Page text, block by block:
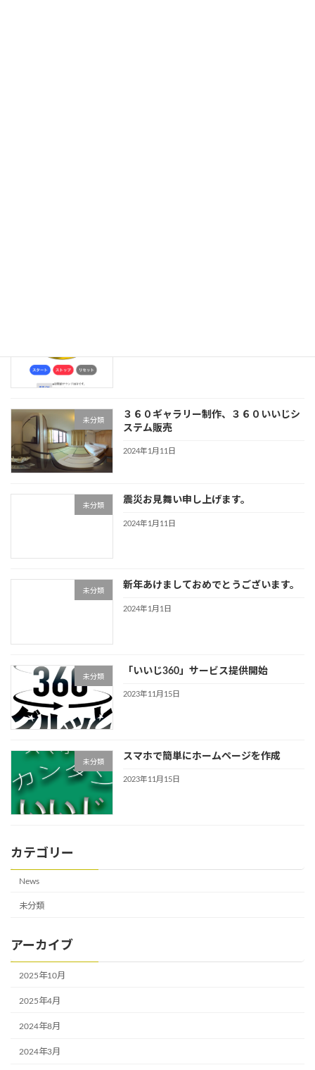
未分類
３６０ギャラリー制作、３６０いいじシ
ステム販売
2024年1月11日
未分類
震災お見舞い申し上げます。
2024年1月11日
未分類
新年あけましておめでとうございます。
2024年1月1日
未分類
「いいじ360」サービス提供開始
2023年11月15日
未分類
スマホで簡単にホームページを作成
2023年11月15日
カテゴリー
News
未分類
アーカイブ
2025年10月
2025年4月
2024年8月
2024年3月